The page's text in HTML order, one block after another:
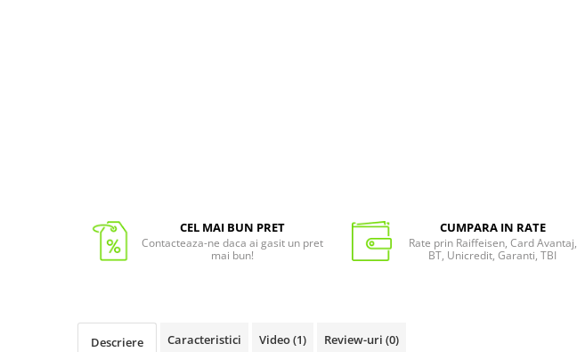
CEL MAI BUN PRET
Contacteaza-ne daca ai gasit un pret
mai bun!
CUMPARA IN RATE
Rate prin Raiffeisen, Card Avantaj,
BT, Unicredit, Garanti, TBI
Descriere Caracteristici Video(1) Review-uri (0)